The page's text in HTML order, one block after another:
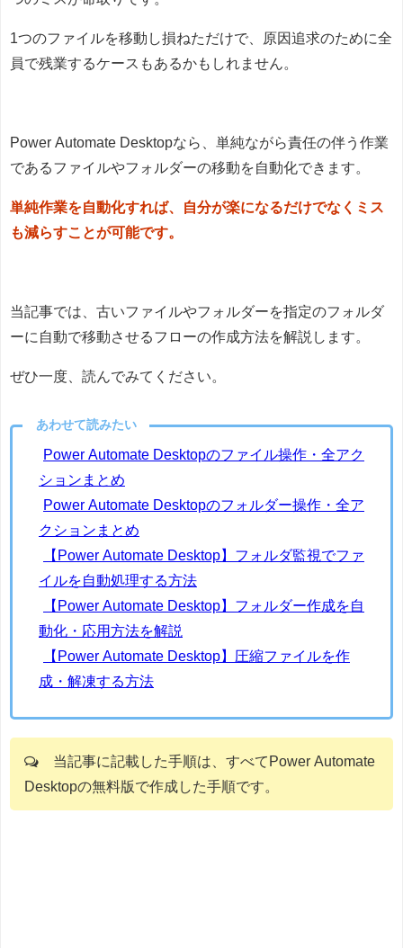
1つのファイルを移動し損ねただけで、原因追求のために全
員で残業するケースもあるかもしれません。
Power Automate Desktopなら、単純ながら責任の伴う作業
であるファイルやフォルダーの移動を自動化できます。
単純作業を自動化すれば、自分が楽になるだけでなくミス
も減らすことが可能です。
当記事では、古いファイルやフォルダーを指定のフォルダ
ーに自動で移動させるフローの作成方法を解説します。
ぜひ一度、読んでみてください。
あわせて読みたい
Power Automate Desktopのファイル操作・全アク
ションまとめ
Power Automate Desktopのフォルダー操作・全ア
クションまとめ
【Power Automate Desktop】フォルダ監視でファ
イルを自動処理する方法
【Power Automate Desktop】フォルダー作成を自
動化・応用方法を解説
【Power Automate Desktop】圧縮ファイルを作
成・解凍する方法
当記事に記載した手順は、すべてPower Automate
Desktopの無料版で作成した手順です。